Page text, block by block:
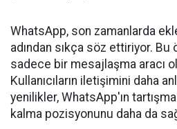
WhatsApp, son zamanlarda
adından sıkça söz ettiriyor. Bu
sadece bir mesajlaşma aracı
Kullanıcıların iletişimini daha
yenilikler, WhatsApp'ın
kalma pozisyonunu daha da